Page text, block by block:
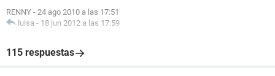
RENNY - 24 ago 2010 a las 17:51
luisa - 18 jun 2012 a las 17:59
115 respuestas